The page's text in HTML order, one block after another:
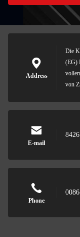
Address
Die
(EG)
von
E-mail
Phone